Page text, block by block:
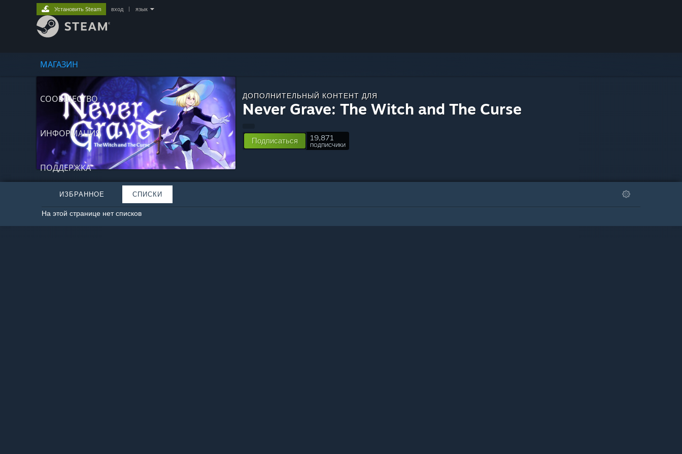
МАГАЗИН
СООБЩЕСТВО
ИНФОРМАЦИЯ
ПОДДЕРЖКА
Установить Steam вход язык
ДОПОЛНИТЕЛЬНЫЙ КОНТЕНТ ДЛЯ
Never Grave: The Witch and The Curse
Подписаться 19,871
ПОДПИСЧИКИ
ИЗБРАННОЕ СПИСКИ
На этой странице нет списков